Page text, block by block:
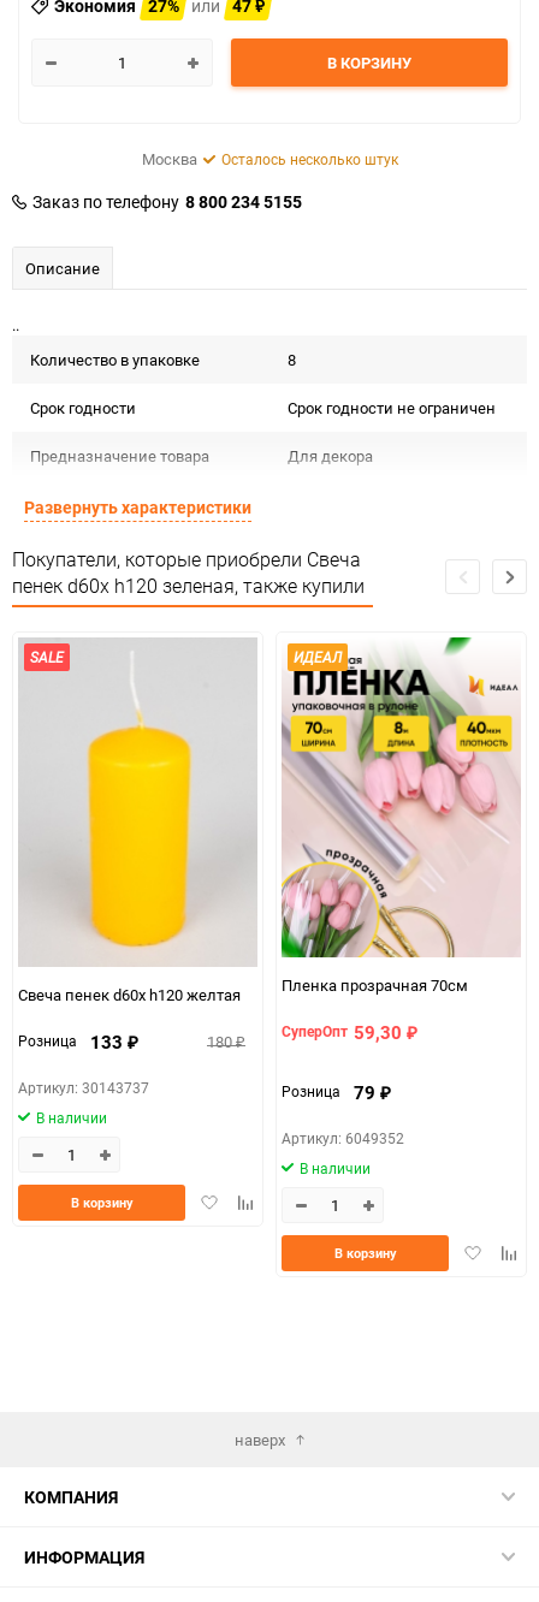
Экономия 27% или 47 ₽
В КОРЗИНУ
Москва Осталось несколько штук
Заказ по телефону 8 800 234 5155
Описание
..
Количество в упаковке
8
Срок годности Срок годности не ограничен
Предназначение товара Для декора
Сертификация
Особые условия Особых условий не требует
Минимальное количество 1
Количество в коробке 8
Единица измерения шт.
Развернуть характеристики
Покупатели, которые приобрели Свеча
пенек d60х h120 зеленая, также купили
SALE
Свеча пенек d60х h120 желтая
Розница 133 ₽ 180₽
Артикул: 30143737
В наличии
ДобавитьДобавить
В корзину
ИДЕАЛ
Пленка прозрачная 70см
СуперОпт 59,30 ₽
Розница 79 ₽
Артикул: 6049352
В наличии
Добавить
В корзину
наверх
КОМПАНИЯ
ИНФОРМАЦИЯ